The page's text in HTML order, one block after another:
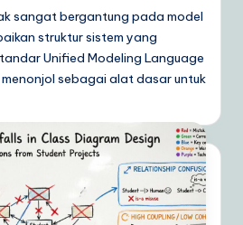
sangat bergantung pada model
struktur sistem yang
Unified Modeling Language
sebagai alat dasar untuk